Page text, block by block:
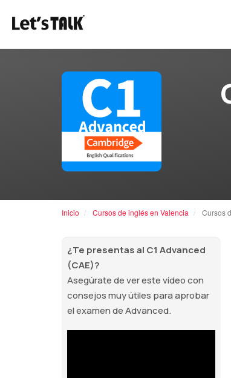
Inicio Cursos de inglés en Valencia Cursos
¿Te presentas al C1 Advanced
(CAE)?
Asegúrate de ver este vídeo con
consejos muy útiles para aprobar
el examen de Advanced.